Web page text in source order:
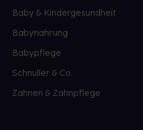
Baby & Kindergesundheit
Babynahrung
Babypflege
Schnuller & Co.
Zahnen & Zahnpflege